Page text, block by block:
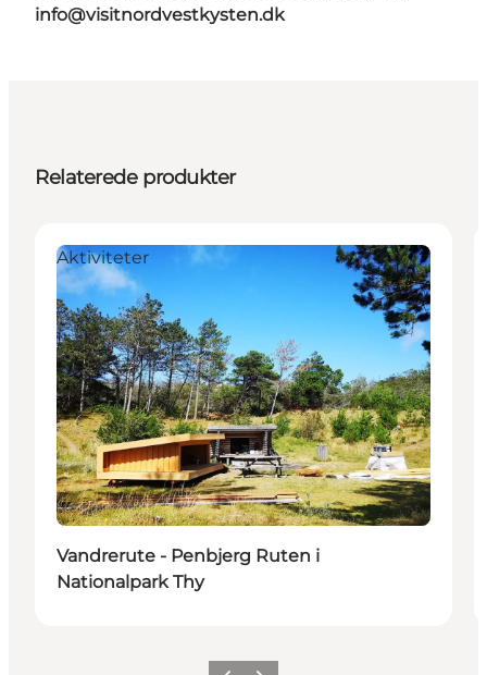
info@visitnordvestkysten.dk
Relaterede produkter
Aktiviteter
Vandrerute - Penbjerg Ruten i
Nationalpark Thy